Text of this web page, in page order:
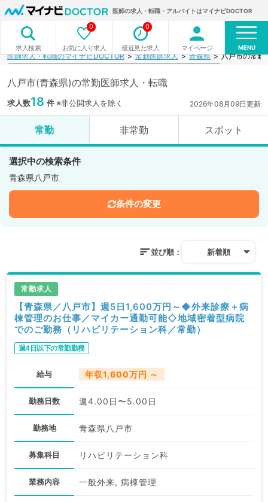
医師の求人・転職・アルバイトはマイナビDOCTOR
求人検索 お気に入り求人
0
最近見た求人
0
マイページ MENU
医師求人・転職のマイナビDOCTOR 常勤医師求人 青森県 八戸市の常勤
八戸市(青森県)の常勤医師求人・転職
求人数18 件※非公開求人を除く 2026年08月09日更新
常勤 非常勤 スポット
選択中の検索条件
青森県八戸市
条件の変更
並び順： 新着順
常勤求人
【青森県／八戸市】週5日1,600万円～◆外来診療＋病
棟管理のお仕事／マイカー通勤可能◇地域密着型病院
でのご勤務（リハビリテーション科／常勤）
週4日以下の常勤勤務
給与 年収1,600万円 ～
勤務日数 週4.00日〜5.00日
勤務地 青森県八戸市
募集科目 リハビリテーション科
業務内容 一般外来, 病棟管理